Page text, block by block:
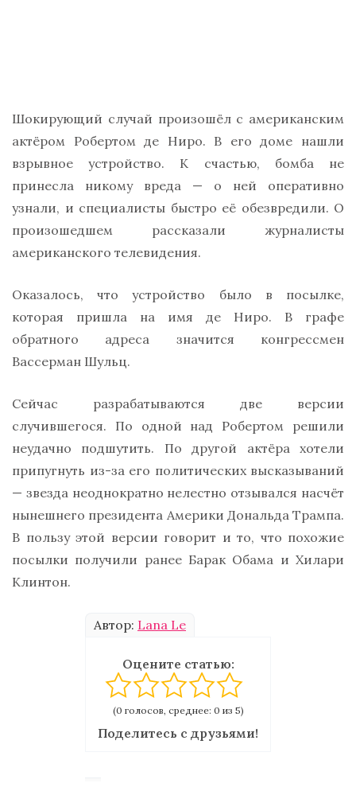
Шокирующий случай произошёл с американским
актёром Робертом де Ниро. В его доме нашли
взрывное устройство. К счастью, бомба не
принесла никому вреда — о ней оперативно
узнали, и специалисты быстро её обезвредили. О
произошедшем рассказали журналисты
американского телевидения.
Оказалось, что устройство было в посылке,
которая пришла на имя де Ниро. В графе
обратного адреса значится конгрессмен
Вассерман Шульц.
Сейчас разрабатываются две версии
случившегося. По одной над Робертом решили
неудачно подшутить. По другой актёра хотели
припугнуть из-за его политических высказываний
— звезда неоднократно нелестно отзывался насчёт
нынешнего президента Америки Дональда Трампа.
В пользу этой версии говорит и то, что похожие
посылки получили ранее Барак Обама и Хилари
Клинтон.
Автор: Lana Le
Оцените статью:
(0 голосов, среднее: 0 из 5)
Поделитесь с друзьями!